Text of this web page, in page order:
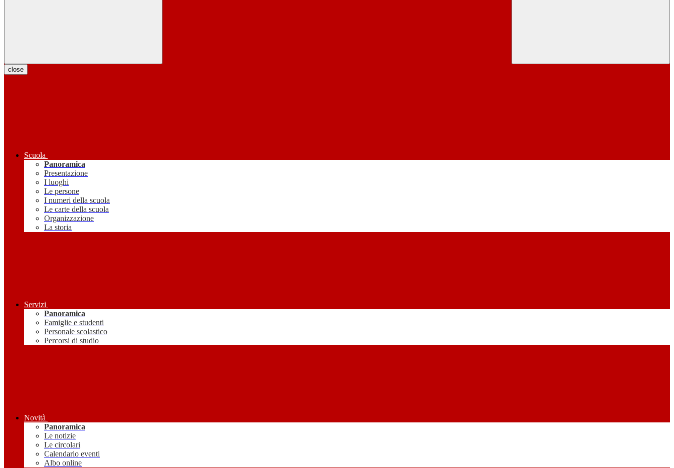
close
Scuola
Panoramica
Presentazione
I luoghi
Le persone
I numeri della scuola
Le carte della scuola
Organizzazione
La storia
Servizi
Panoramica
Famiglie e studenti
Personale scolastico
Percorsi di studio
Novità
Panoramica
Le notizie
Le circolari
Calendario eventi
Albo online